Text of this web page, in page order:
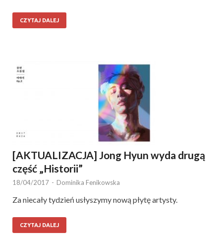
CZYTAJ DALEJ
[AKTUALIZACJA] Jong Hyun wyda drugą
część „Historii”
18/04/2017 - Dominika Fenikowska
Za niecały tydzień usłyszymy nową płytę artysty.
CZYTAJ DALEJ